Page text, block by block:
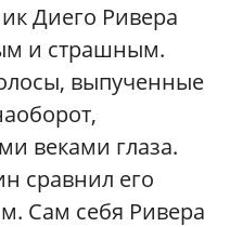
Диего Ривера
и страшным.
выпученные
веками глаза.
сравнил его
Сам себя Ривера